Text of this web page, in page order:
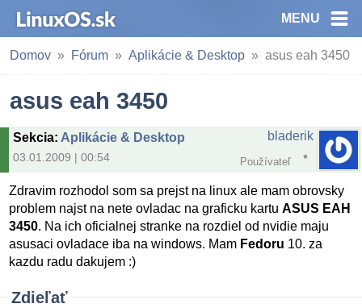
MENU
Domov Fórum Aplikácie & Desktop asus eah 3450
asus eah 3450
Sekcia: Aplikácie & Desktop
03.01.2009 | 00:54
bladerik
Používateľ
Zdravim rozhodol som sa prejst na linux ale mam obrovsky
problem najst na nete ovladac na graficku kartuASUS EAH
3450. Na ich oficialnej stranke na rozdiel od nvidie maju
asusaci ovladace iba na windows. Mam Fedoru 10. za
kazdu radu dakujem :)
Zdieľať